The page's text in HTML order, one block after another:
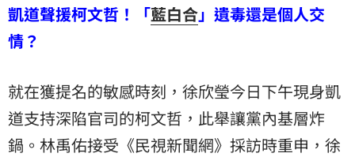
凱道聲援柯文哲！「藍白合」遺毒還是個人交
情？
就在獲提名的敏感時刻，徐欣瑩今日下午現身凱
道支持深陷官司的柯文哲，此舉讓黨內基層炸
鍋。林禹佑接受《民視新聞網》採訪時重申，徐